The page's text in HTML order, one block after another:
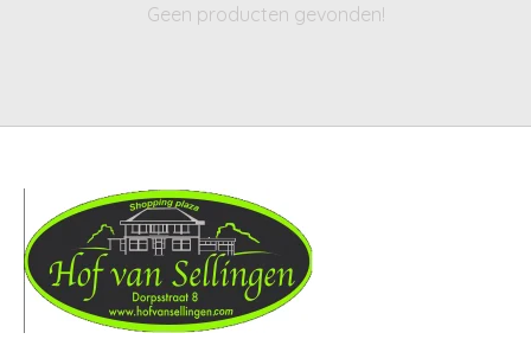
Geen producten gevonden!